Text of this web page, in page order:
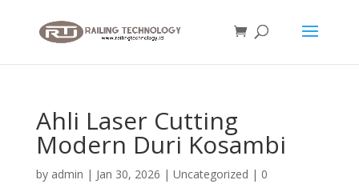
Ahli Laser Cutting
Modern Duri Kosambi
by admin | Jan 30, 2026 | Uncategorized | 0